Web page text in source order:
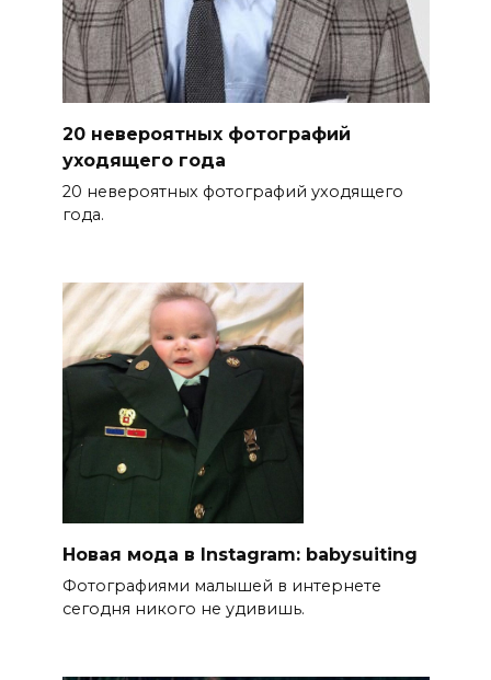
20 невероятных фотографий
уходящего года
20 невероятных фотографий уходящего
года.
Новая мода в Instagram: babysuiting
Фотографиями малышей в интернете
сегодня никого не удивишь.